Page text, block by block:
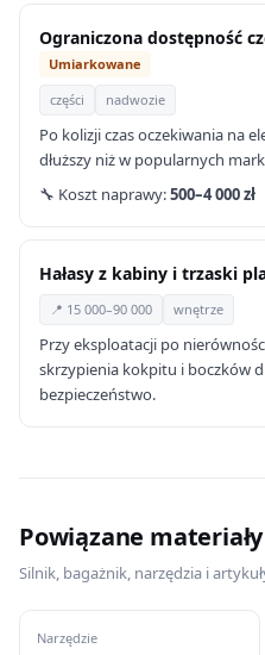
Ograniczona dostępność
Umiarkowane
części
nadwozie
Po kolizji czas oczekiwania na
dłuższy niż w popularnych
🔧 Koszt naprawy:500–4 000 zł
Hałasy z kabiny i trzaski
📍 15 000–90 000 wnętrze
Przy eksploatacji po
skrzypienia kokpitu i boczków
bezpieczeństwo.
Powiązane materiały
Silnik, bagażnik, narzędzia i
Narzędzie